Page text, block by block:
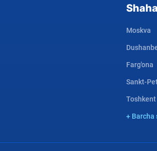
Moskva
Farg'ona
Sankt-
Toshkent
+ Barcha